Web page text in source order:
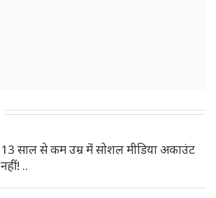
13 साल से कम उम्र में सोशल मीडिया अकाउंट
नहीं! ..